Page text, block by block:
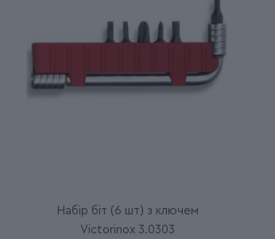
Набір біт (6 шт) з ключем
Victorinox 3.0303